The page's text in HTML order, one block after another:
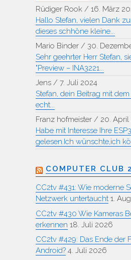
Rüdiger Rook / 16. März
Hallo Stefan, vielen Dank
dieses schhöne kleine...
Mario Binder / 30.
Sehr geehrter Herr Stefan,
"Preview – INA3221...
Jens / 7. Juli 2024
Stefan, dein Beitrag mit
echt...
Franz hofmeister / 20. April
Habe mit Interesse Ihre
gelesen.Ich wünschte,ich
COMPUTER CLUB 2
CC2tv #431: Wie moderne
Netzwerk untertaucht 1.
CC2tv #430 Wie Kameras
erkennen 18. Juli 2026
CC2tv #429: Das Ende der
Android? 4. Juli 2026